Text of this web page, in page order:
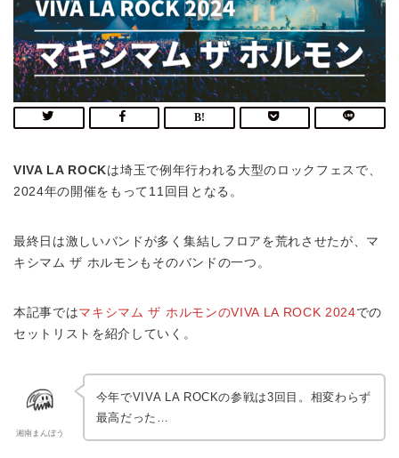
VIVA LA ROCKは埼玉で例年行われる大型のロックフェスで、
2024年の開催をもって11回目となる。
最終日は激しいバンドが多く集結しフロアを荒れさせたが、マ
キシマム ザ ホルモンもそのバンドの一つ。
本記事ではマキシマム ザ ホルモンのVIVA LA ROCK 2024での
セットリストを紹介していく。
湘南まんぼう
今年でVIVA LA ROCKの参戦は3回目。相変わらず
最高だった…